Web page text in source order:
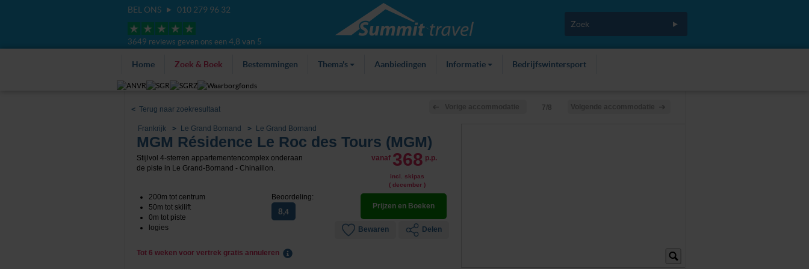
BEL ONS 010 279 96 32
3649 reviews geven ons een 4,8 van 5
Home Zoek & Boek Bestemmingen Thema's Aanbiedingen Informatie Bedrijfswintersport
<Terug naar zoekresultaat 7/8
Frankrijk Le Grand Bornand Le Grand Bornand
MGM Résidence Le Roc des Tours (MGM)
Stijlvol 4-sterren appartementencomplex onderaan
de piste in Le Grand-Bornand - Chinaillon.
vanaf 368 p.p.
incl. skipas
( december )
200m tot centrum
50m tot skilift
0m tot piste
logies
Prijzen en Boeken
Bewaren Delen
Beoordeling:
8,4
Tot 6 weken voor vertrek gratis annuleren